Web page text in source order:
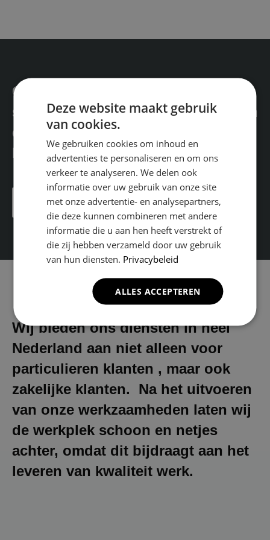
Geïnteresseerd in één van onze
services? Vraag dan een offerte aan
en wij laten u weten wat wij voor u
kunnen betekenen.
Offerte aanvragen
Wij bieden ons diensten in heel
Nederland aan niet alleen voor
particulieren klanten , maar ook
zakelijke klanten. Na het uitvoeren
van onze werkzaamheden laten wij
de werkplek schoon en netjes
achter, omdat dit bijdraagt aan het
leveren van kwaliteit werk.
Deze website maakt gebruik
van cookies.
We gebruiken cookies om inhoud en
advertenties te personaliseren en om ons
verkeer te analyseren. We delen ook
informatie over uw gebruik van onze site
met onze advertentie- en analysepartners,
die deze kunnen combineren met andere
informatie die u aan hen heeft verstrekt of
die zij hebben verzameld door uw gebruik
van hun diensten. Privacybeleid
ALLES ACCEPTEREN